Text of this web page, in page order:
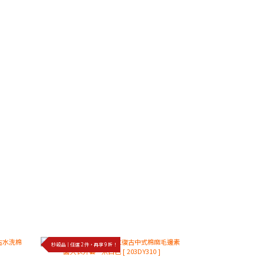
秒殺品｜任選 2 件，再享 9 折！